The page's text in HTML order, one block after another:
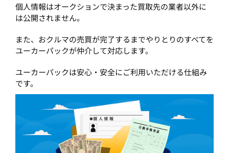
個人情報はオークションで決まった買取先の業者以外に
は公開されません。
また、おクルマの売買が完了するまでやりとりのすべてを
ユーカーパックが仲介して対応します。
ユーカーパックは安心・安全にご利用いただける仕組み
です。